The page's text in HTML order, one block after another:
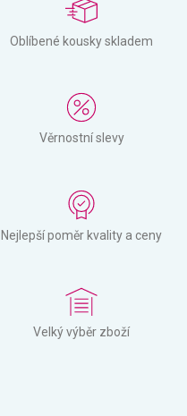
Oblíbené kousky skladem
Věrnostní slevy
Nejlepší poměr kvality a ceny
Velký výběr zboží